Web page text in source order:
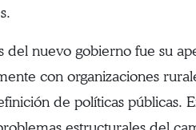
del nuevo gobierno fue su
con organizaciones
de políticas públicas.